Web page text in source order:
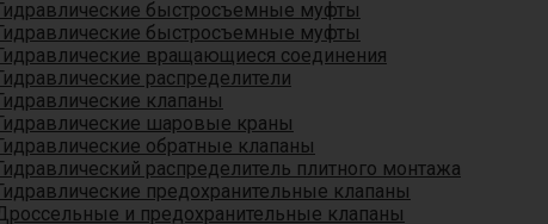
быстросъемные муфты
быстросъемные муфты
вращающиеся соединения
распределители
клапаны
шаровые краны
обратные клапаны
распределитель плитного монтажа
предохранительные клапаны
и предохранительные клапаны